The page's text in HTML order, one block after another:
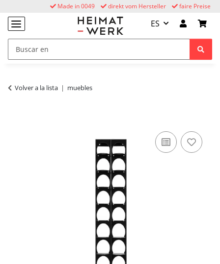
faire Preise
direkt vom Hersteller
Made in 0049
ES
Volver a la lista muebles